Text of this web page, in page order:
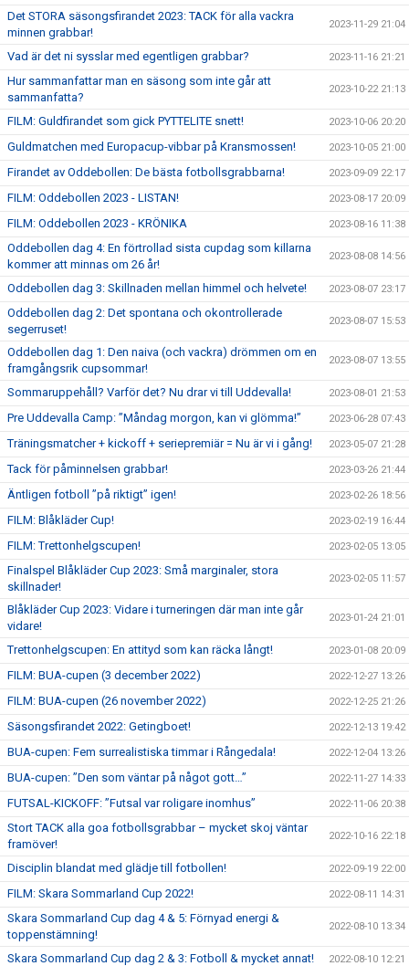
Det STORA säsongsfirandet 2023: TACK för alla vackra
minnen grabbar!
2023-11-29 21:04
Vad är det ni sysslar med egentligen grabbar? 2023-11-16 21:21
Hur sammanfattar man en säsong som inte går att
sammanfatta?
2023-10-22 21:13
FILM: Guldfirandet som gick PYTTELITE snett! 2023-10-06 20:20
Guldmatchen med Europacup-vibbar på Kransmossen! 2023-10-05 21:00
Firandet av Oddebollen: De bästa fotbollsgrabbarna! 2023-09-09 22:17
FILM: Oddebollen 2023 - LISTAN! 2023-08-17 20:09
FILM: Oddebollen 2023 - KRÖNIKA 2023-08-16 11:38
Oddebollen dag 4: En förtrollad sista cupdag som killarna
kommer att minnas om 26 år!
2023-08-08 14:56
Oddebollen dag 3: Skillnaden mellan himmel och helvete! 2023-08-07 23:17
Oddebollen dag 2: Det spontana och okontrollerade
segerruset!
2023-08-07 15:53
Oddebollen dag 1: Den naiva (och vackra) drömmen om en
framgångsrik cupsommar!
2023-08-07 13:55
Sommaruppehåll? Varför det? Nu drar vi till Uddevalla! 2023-08-01 21:53
Pre Uddevalla Camp: ”Måndag morgon, kan vi glömma!” 2023-06-28 07:43
Träningsmatcher + kickoff + seriepremiär = Nu är vi i gång! 2023-05-07 21:28
Tack för påminnelsen grabbar! 2023-03-26 21:44
Äntligen fotboll ”på riktigt” igen! 2023-02-26 18:56
FILM: Blåkläder Cup! 2023-02-19 16:44
FILM: Trettonhelgscupen! 2023-02-05 13:05
Finalspel Blåkläder Cup 2023: Små marginaler, stora
skillnader!
2023-02-05 11:57
Blåkläder Cup 2023: Vidare i turneringen där man inte går
vidare!
2023-01-24 21:01
Trettonhelgscupen: En attityd som kan räcka långt! 2023-01-08 20:09
FILM: BUA-cupen (3 december 2022) 2022-12-27 13:26
FILM: BUA-cupen (26 november 2022) 2022-12-25 21:26
Säsongsfirandet 2022: Getingboet! 2022-12-13 19:42
BUA-cupen: Fem surrealistiska timmar i Rångedala! 2022-12-04 13:26
BUA-cupen: ”Den som väntar på något gott…” 2022-11-27 14:33
FUTSAL-KICKOFF: ”Futsal var roligare inomhus” 2022-11-06 20:38
Stort TACK alla goa fotbollsgrabbar – mycket skoj väntar
framöver!
2022-10-16 22:18
Disciplin blandat med glädje till fotbollen! 2022-09-19 22:00
FILM: Skara Sommarland Cup 2022! 2022-08-11 14:31
Skara Sommarland Cup dag 4 & 5: Förnyad energi &
toppenstämning!
2022-08-10 13:34
Skara Sommarland Cup dag 2 & 3: Fotboll & mycket annat! 2022-08-10 12:21